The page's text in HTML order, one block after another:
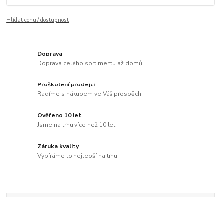
Hlídat cenu / dostupnost
Doprava
Doprava celého sortimentu až domů
Proškolení prodejci
Radíme s nákupem ve Váš prospěch
Ověřeno 10 let
Jsme na trhu více než 10 let
Záruka kvality
Vybíráme to nejlepší na trhu